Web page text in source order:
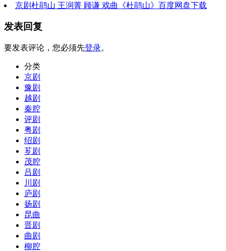
京剧杜鹃山 王润菁 顾谦 戏曲《杜鹃山》百度网盘下载
发表回复
要发表评论，您必须先登录。
分类
京剧
豫剧
越剧
秦腔
评剧
粤剧
绍剧
芗剧
茂腔
吕剧
川剧
庐剧
扬剧
昆曲
晋剧
曲剧
柳腔